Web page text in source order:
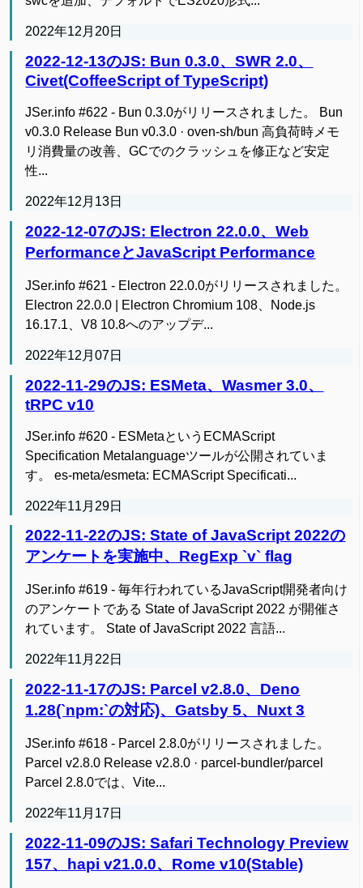
2022年12月20日
2022-12-13のJS: Bun 0.3.0、SWR 2.0、
Civet(CoffeeScript of TypeScript)
JSer.info #622 - Bun 0.3.0がリリースされました。 Bun
v0.3.0 Release Bun v0.3.0 · oven-sh/bun 高負荷時メモ
リ消費量の改善、GCでのクラッシュを修正など安定
性...
2022年12月13日
2022-12-07のJS: Electron 22.0.0、Web
PerformanceとJavaScript Performance
JSer.info #621 - Electron 22.0.0がリリースされました。
Electron 22.0.0 | Electron Chromium 108、Node.js
16.17.1、V8 10.8へのアップデ...
2022年12月07日
2022-11-29のJS: ESMeta、Wasmer 3.0、
tRPC v10
JSer.info #620 - ESMetaというECMAScript
Specification Metalanguageツールが公開されていま
す。 es-meta/esmeta: ECMAScript Specificati...
2022年11月29日
2022-11-22のJS: State of JavaScript 2022の
アンケートを実施中、RegExp `v` flag
JSer.info #619 - 毎年行われているJavaScript開発者向け
のアンケートである State of JavaScript 2022 が開催さ
れています。 State of JavaScript 2022 言語...
2022年11月22日
2022-11-17のJS: Parcel v2.8.0、Deno
1.28(`npm:`の対応)、Gatsby 5、Nuxt 3
JSer.info #618 - Parcel 2.8.0がリリースされました。
Parcel v2.8.0 Release v2.8.0 · parcel-bundler/parcel
Parcel 2.8.0では、Vite...
2022年11月17日
2022-11-09のJS: Safari Technology Preview
157、hapi v21.0.0、Rome v10(Stable)